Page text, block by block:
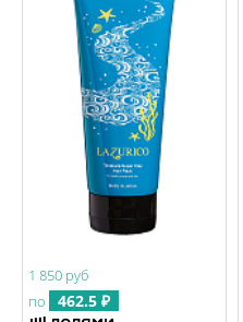
1 850 руб
по
462.5 ₽